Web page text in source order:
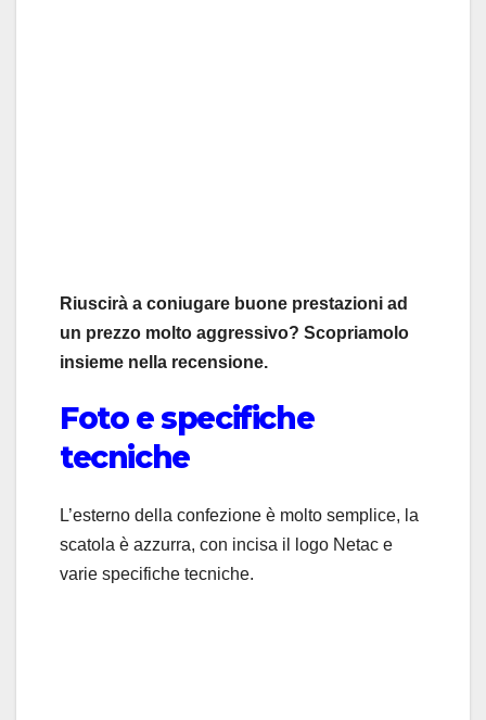
Riuscirà a coniugare buone prestazioni ad
un prezzo molto aggressivo? Scopriamolo
insieme nella recensione.
Foto e specifiche
tecniche
L’esterno della confezione è molto semplice, la
scatola è azzurra, con incisa il logo Netac e
varie specifiche tecniche.